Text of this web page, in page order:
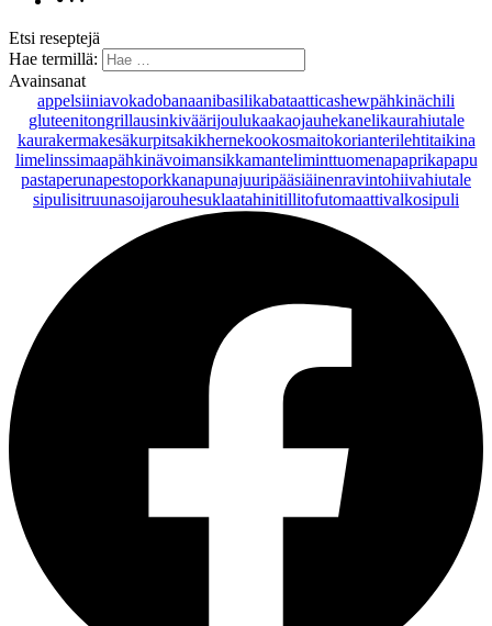
Etsi reseptejä
Hae termillä:
Avainsanat
appelsiiniavokadobanaanibasilikabataatticashewpähkinächili
gluteenitongrillausinkiväärijoulukaakaojauhekanelikaurahiutale
kaurakermakesäkurpitsakikhernekookosmaitokorianterilehtitaikina
limelinssimaapähkinävoimansikkamanteliminttuomenapaprikapapu
pastaperunapestoporkkanapunajuuripääsiäinenravintohiivahiutale
sipulisitruunasoijarouhesuklaatahinitillitofutomaattivalkosipuli